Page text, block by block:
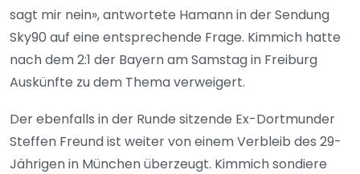
sagt mir nein», antwortete Hamann in der Sendung
Sky90 auf eine entsprechende Frage. Kimmich hatte
nach dem 2:1 der Bayern am Samstag in Freiburg
Auskünfte zu dem Thema verweigert.
Der ebenfalls in der Runde sitzende Ex-Dortmunder
Steffen Freund ist weiter von einem Verbleib des 29-
Jährigen in München überzeugt. Kimmich sondiere